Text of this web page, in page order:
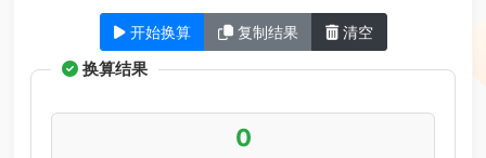
开始换算 复制结果 清空
换算结果
0